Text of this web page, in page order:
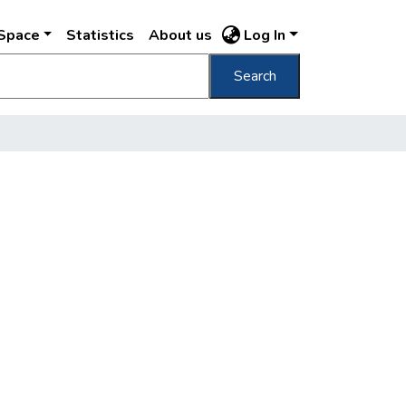
Statistics About us Log In
Search